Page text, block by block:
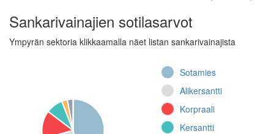
1. komppania (Jatkosota)
Jalkaväkirykmentti 8,
Var.K/Suur-
Saim.skp.E (Jatkosota)
Erillinen pataljoona
24 (Talvisota)
Sankarivainajien sotilasarvot
Ympyrän sektoria klikkaamalla näet listan sankarivainajista
Sotamies
Alikersantti
Korpraali
Kersantti